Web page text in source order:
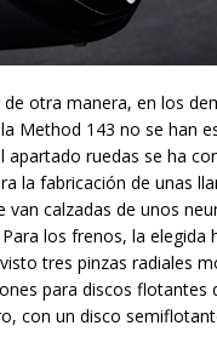
otra manera, en los
Method 143 no se han
apartado ruedas se ha
la fabricación de unas
van calzadas de unos
los frenos, la elegida
tres pinzas radiales
para discos flotantes
con un disco